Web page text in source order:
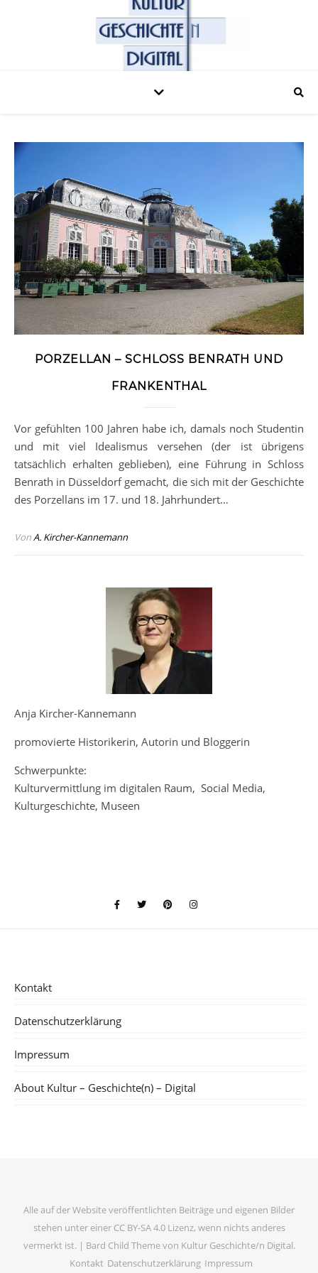
PORZELLAN – SCHLOSS BENRATH UND
FRANKENTHAL
Vor gefühlten 100 Jahren habe ich, damals noch Studentin
und mit viel Idealismus versehen (der ist übrigens
tatsächlich erhalten geblieben), eine Führung in Schloss
Benrath in Düsseldorf gemacht, die sich mit der Geschichte
des Porzellans im 17. und 18. Jahrhundert…
VonA. Kircher-Kannemann
Anja Kircher-Kannemann
promovierte Historikerin, Autorin und Bloggerin
Schwerpunkte:
Kulturvermittlung im digitalen Raum, Social Media,
Kulturgeschichte, Museen
Kontakt
Datenschutzerklärung
Impressum
About Kultur – Geschichte(n) – Digital
Alle auf der Website veröffentlichten Beiträge und eigenen Bilder
stehen unter einer CC BY-SA 4.0 Lizenz, wenn nichts anderes
vermerkt ist. | Bard Child Theme von Kultur Geschichte/n Digital.
Kontakt Datenschutzerklärung Impressum